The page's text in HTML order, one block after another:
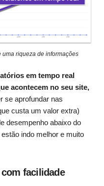
uma riqueza de informações
em tempo real
acontecem no seu site,
se aprofundar nas
custa um valor extra)
desempenho abaixo do
indo melhor e muito
facilidade